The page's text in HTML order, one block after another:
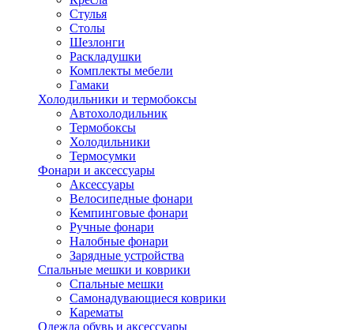
Стулья
Столы
Шезлонги
Раскладушки
Комплекты мебели
Гамаки
Холодильники и термобоксы
Автохолодильник
Термобоксы
Холодильники
Термосумки
Фонари и аксессуары
Аксессуары
Велосипедные фонари
Кемпинговые фонари
Ручные фонари
Налобные фонари
Зарядные устройства
Спальные мешки и коврики
Спальные мешки
Самонадувающиеся коврики
Карематы
Одежда обувь и аксессуары